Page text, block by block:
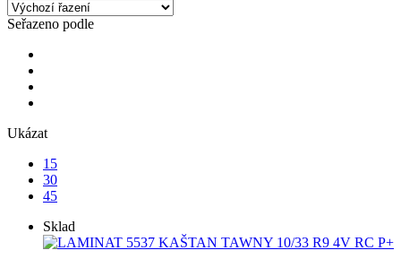
Seřazeno podle
Ukázat
15
30
45
Sklad